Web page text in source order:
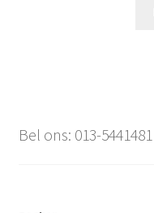
Bel ons: 013-5441481